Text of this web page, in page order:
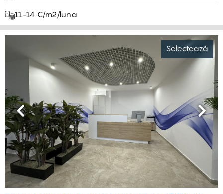
11-14 €/m2/luna
Selectează
Previous Next